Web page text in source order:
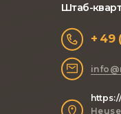
Штаб-
+ 49